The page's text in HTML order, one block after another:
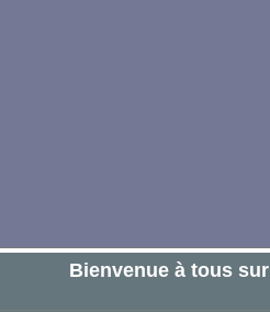
Bienvenue à tous